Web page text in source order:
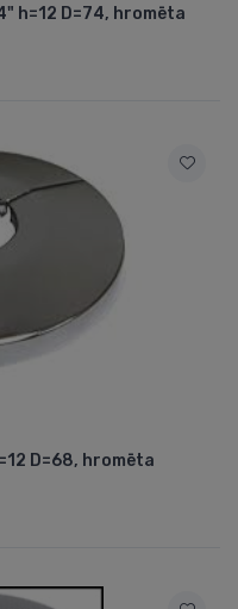
h=12 D=74, hromēta
D=68, hromēta